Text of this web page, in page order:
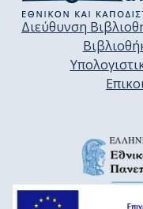
Διεύθυνση